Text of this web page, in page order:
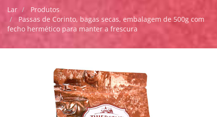
Lar
Produtos
Passas de Corinto, bagas secas, embalagem de 500g com
fecho hermético para manter a frescura